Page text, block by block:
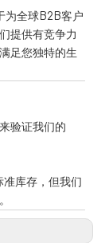
为全球B2B客户
提供有竞争力
足您独特的生
验证我们的
库存，但我们
保安全、合规性和